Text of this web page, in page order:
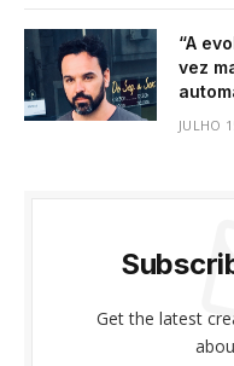
“A
vez
JULHO
Get the latest